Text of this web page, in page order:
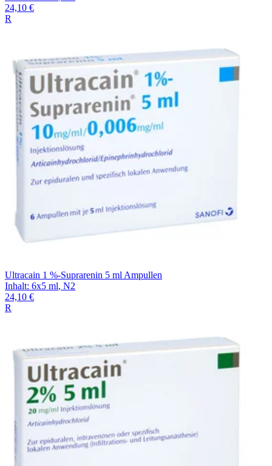
24,10 €
R
Ultracain 1 %-Suprarenin 5 ml Ampullen
Inhalt: 6x5 ml, N2
24,10 €
R